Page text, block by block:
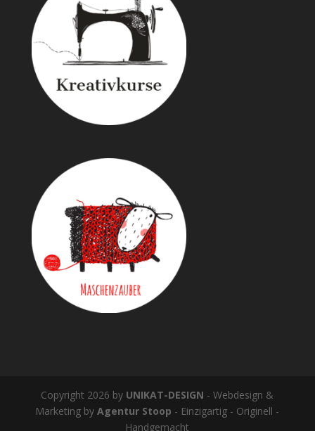
Copyright 2026 by UNIKAT-DESIGN - Webdesign &
Marketing byAgentur Stoop - Einzigartig - Originell -
Handgemacht